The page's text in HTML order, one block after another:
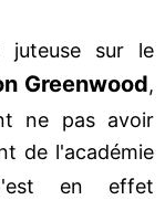
juteuse sur le
Greenwood,
ne pas avoir
de l'académie
en effet